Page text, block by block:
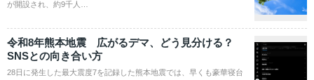
が開設され、約9千人…
令和8年熊本地震 広がるデマ、どう見分ける？
SNSとの向き合い方
28日に発生した最大震度7を記録した熊本地震では、早くも豪華寝台